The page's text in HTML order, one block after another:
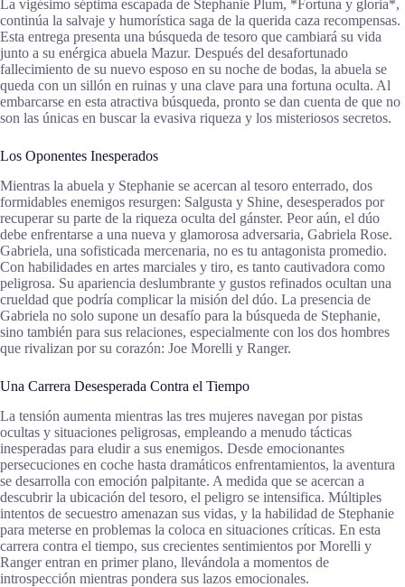
La vigésimo séptima escapada de Stephanie Plum, *Fortuna y gloria*,
continúa la salvaje y humorística saga de la querida caza recompensas.
Esta entrega presenta una búsqueda de tesoro que cambiará su vida
junto a su enérgica abuela Mazur. Después del desafortunado
fallecimiento de su nuevo esposo en su noche de bodas, la abuela se
queda con un sillón en ruinas y una clave para una fortuna oculta. Al
embarcarse en esta atractiva búsqueda, pronto se dan cuenta de que no
son las únicas en buscar la evasiva riqueza y los misteriosos secretos.
Los Oponentes Inesperados
Mientras la abuela y Stephanie se acercan al tesoro enterrado, dos
formidables enemigos resurgen: Salgusta y Shine, desesperados por
recuperar su parte de la riqueza oculta del gánster. Peor aún, el dúo
debe enfrentarse a una nueva y glamorosa adversaria, Gabriela Rose.
Gabriela, una sofisticada mercenaria, no es tu antagonista promedio.
Con habilidades en artes marciales y tiro, es tanto cautivadora como
peligrosa. Su apariencia deslumbrante y gustos refinados ocultan una
crueldad que podría complicar la misión del dúo. La presencia de
Gabriela no solo supone un desafío para la búsqueda de Stephanie,
sino también para sus relaciones, especialmente con los dos hombres
que rivalizan por su corazón: Joe Morelli y Ranger.
Una Carrera Desesperada Contra el Tiempo
La tensión aumenta mientras las tres mujeres navegan por pistas
ocultas y situaciones peligrosas, empleando a menudo tácticas
inesperadas para eludir a sus enemigos. Desde emocionantes
persecuciones en coche hasta dramáticos enfrentamientos, la aventura
se desarrolla con emoción palpitante. A medida que se acercan a
descubrir la ubicación del tesoro, el peligro se intensifica. Múltiples
intentos de secuestro amenazan sus vidas, y la habilidad de Stephanie
para meterse en problemas la coloca en situaciones críticas. En esta
carrera contra el tiempo, sus crecientes sentimientos por Morelli y
Ranger entran en primer plano, llevándola a momentos de
introspección mientras pondera sus lazos emocionales.